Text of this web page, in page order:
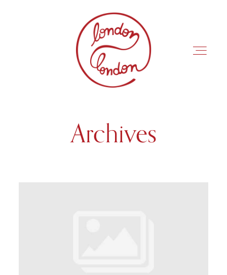
INÍCIO
Archives